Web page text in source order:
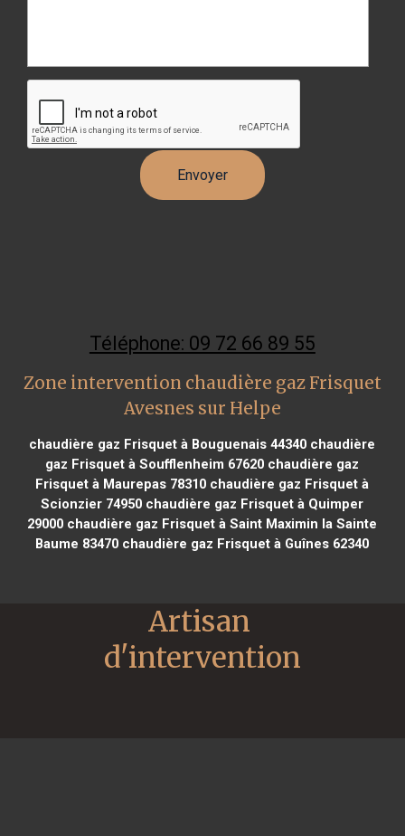
Téléphone: 09 72 66 89 55
Zone intervention chaudière gaz Frisquet
Avesnes sur Helpe
chaudière gaz Frisquet à Bouguenais 44340 chaudière
gaz Frisquet à Soufflenheim 67620 chaudière gaz
Frisquet à Maurepas 78310 chaudière gaz Frisquet à
Scionzier 74950 chaudière gaz Frisquet à Quimper
29000 chaudière gaz Frisquet à Saint Maximin la Sainte
Baume 83470 chaudière gaz Frisquet à Guînes 62340
Artisan
d'intervention